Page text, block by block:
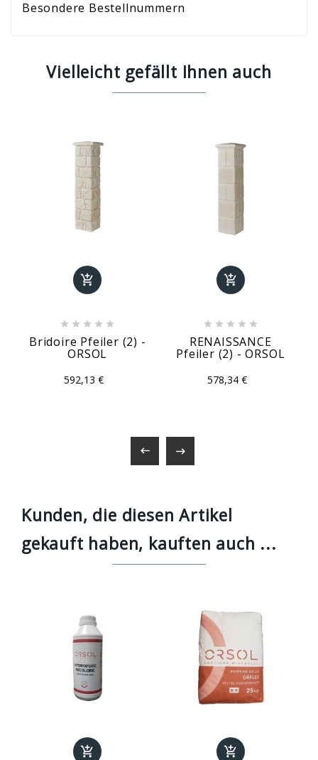
Besondere Bestellnummern
Vielleicht gefällt Ihnen auch

    
Bridoire Pfeiler (2) -
ORSOL
592,13 €

    
RENAISSANCE
Pfeiler (2) - ORSOL
578,34 €
 
Kunden, die diesen Artikel
gekauft haben, kauften auch ...
 